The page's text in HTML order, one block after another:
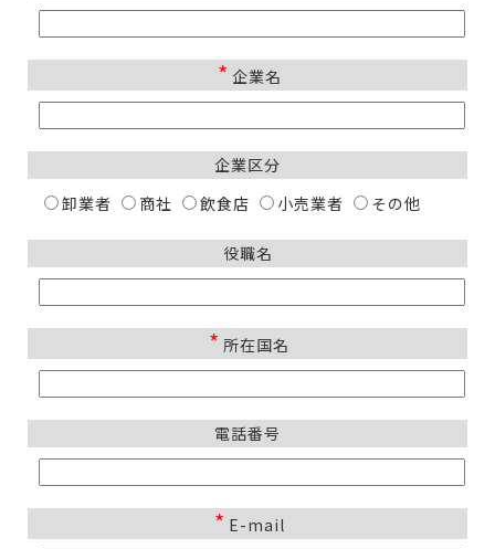
* 企業名
企業区分
卸業者
商社 飲食店 小売業者 その他
役職名
* 所在国名
電話番号
* E-mail